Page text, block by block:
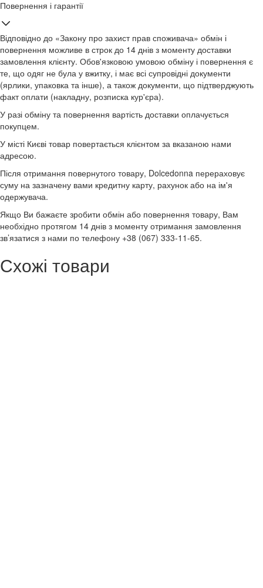
Повернення і гарантії
Відповідно до «Закону про захист прав споживача» обмін і
повернення можливе в строк до 14 днів з моменту доставки
замовлення клієнту. Обов'язковою умовою обміну і повернення є
те, що одяг не була у вжитку, і має всі супровідні документи
(ярлики, упаковка та інше), а також документи, що підтверджують
факт оплати (накладну, розписка кур'єра).
У разі обміну та повернення вартість доставки оплачується
покупцем.
У місті Києві товар повертається клієнтом за вказаною нами
адресою.
Після отримання повернутого товару, Dolcedonna перераховує
суму на зазначену вами кредитну карту, рахунок або на ім'я
одержувача.
Якщо Ви бажаєте зробити обмін або повернення товару, Вам
необхідно протягом 14 днів з моменту отримання замовлення
зв’язатися з нами по телефону +38 (067) 333-11-65.
Схожі товари